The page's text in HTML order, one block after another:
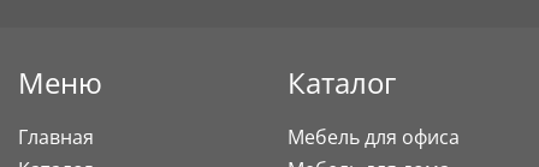
Меню
Главная
Каталог
Мебель для офиса